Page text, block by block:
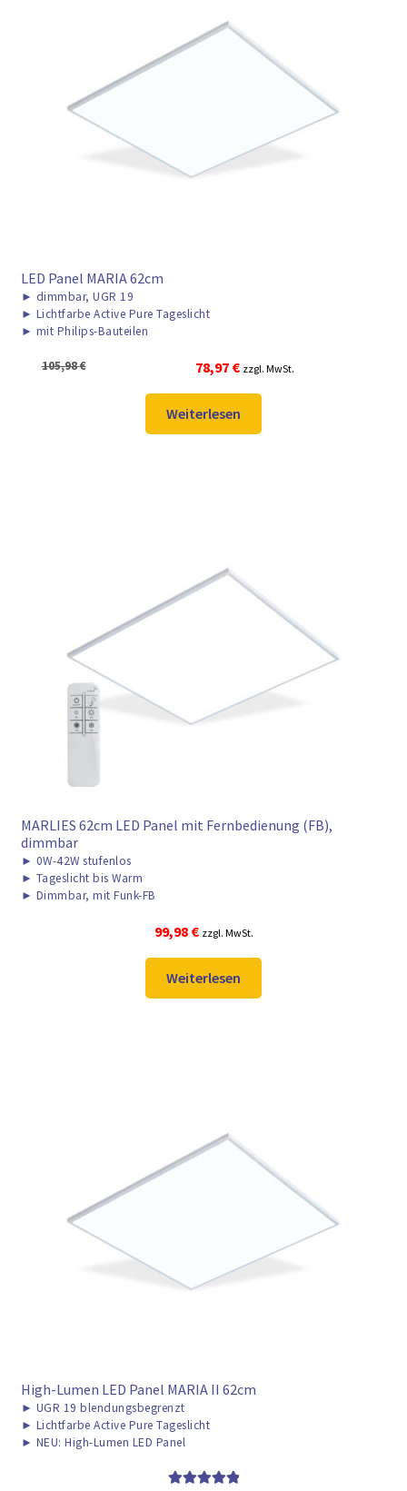
LED Panel MARIA 62cm
► dimmbar, UGR 19
► Lichtfarbe Active Pure Tageslicht
► mit Philips-Bauteilen
105,98€
Ursprünglicher
Preis
war:
105,98 €
78,97 €Aktueller
Preis
ist:
78,97 €.
zzgl. MwSt.
Weiterlesen
MARLIES 62cm LED Panel mit Fernbedienung (FB),
dimmbar
► 0W-42W stufenlos
► Tageslicht bis Warm
► Dimmbar, mit Funk-FB
99,98 € zzgl. MwSt.
Weiterlesen
High-Lumen LED Panel MARIA II 62cm
► UGR 19 blendungsbegrenzt
► Lichtfarbe Active Pure Tageslicht
► NEU: High-Lumen LED Panel